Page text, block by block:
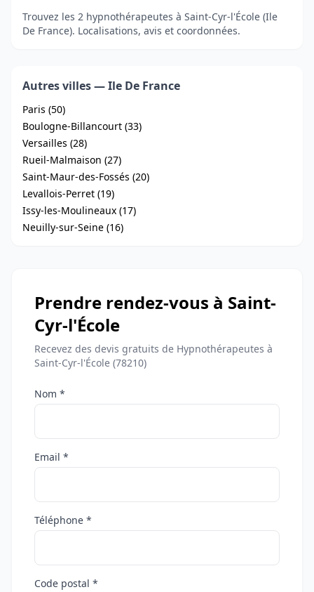
Trouvez les 2 hypnothérapeutes à Saint-Cyr-l'École (Ile
De France). Localisations, avis et coordonnées.
Autres villes — Ile De France
Paris (50)
Boulogne-Billancourt (33)
Versailles (28)
Rueil-Malmaison (27)
Saint-Maur-des-Fossés (20)
Levallois-Perret (19)
Issy-les-Moulineaux (17)
Neuilly-sur-Seine (16)
Prendre rendez-vous à Saint-
Cyr-l'École
Recevez des devis gratuits de Hypnothérapeutes à
Saint-Cyr-l'École (78210)
Nom *
Email *
Téléphone *
Code postal *